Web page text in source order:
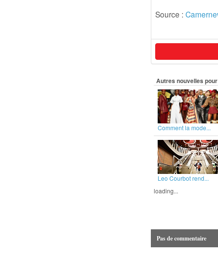
Source :
Autres nouvelles
Comment la mode...
Leo Courbot rend...
loading...
Pas de commentaire